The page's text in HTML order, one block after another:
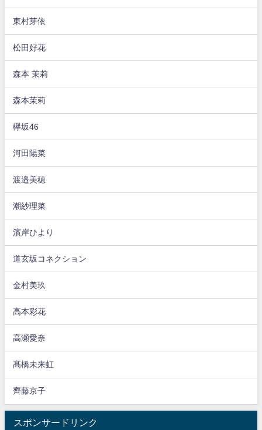
東村芽依
松田好花
森本 茉莉
森本茉莉
欅坂46
河田陽菜
渡邉美穂
潮紗理菜
濱岸ひより
道玄坂コネクション
金村美玖
高本彩花
高瀬愛奈
髙橋未来虹
齊藤京子
スポンサードリンク